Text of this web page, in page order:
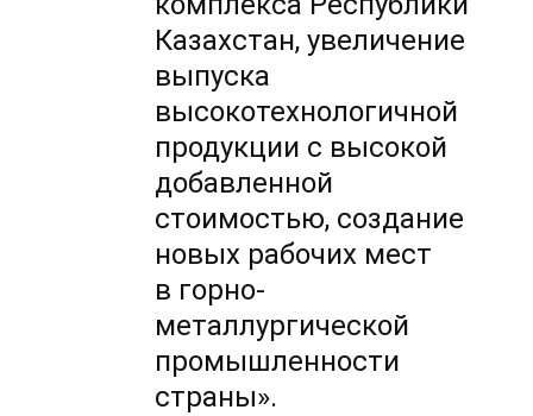
Казахстан, увеличение
выпуска
высокотехнологичной
продукции с высокой
добавленной
стоимостью, создание
новых рабочих мест
в горно-
металлургической
промышленности
страны».